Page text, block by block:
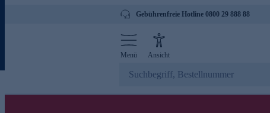
Gebührenfreie Hotline 0800 29 888 88
Menü Ansicht